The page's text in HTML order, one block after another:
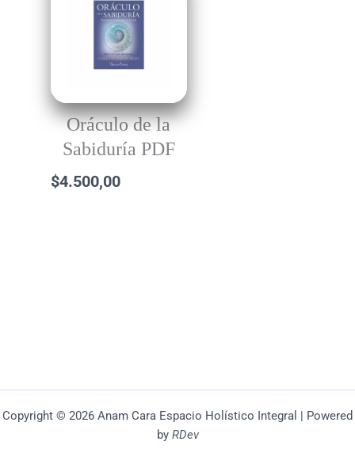
Oráculo de la
Sabiduría PDF
$4.500,00
Copyright © 2026 Anam Cara Espacio Holístico Integral | Powered
by RDev